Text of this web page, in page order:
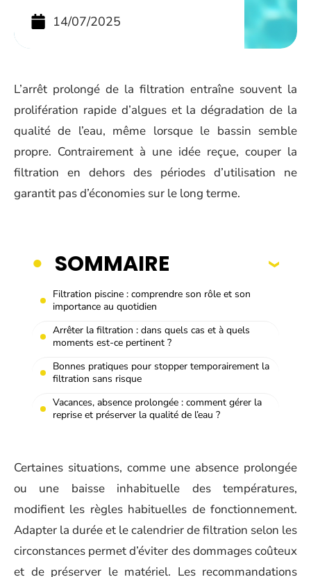
14/07/2025
L’arrêt prolongé de la filtration entraîne souvent la
prolifération rapide d’algues et la dégradation de la
qualité de l’eau, même lorsque le bassin semble
propre. Contrairement à une idée reçue, couper la
filtration en dehors des périodes d’utilisation ne
garantit pas d’économies sur le long terme.
SOMMAIRE
Filtration piscine : comprendre son rôle et son
importance au quotidien
Arrêter la filtration : dans quels cas et à quels
moments est-ce pertinent ?
Bonnes pratiques pour stopper temporairement la
filtration sans risque
Vacances, absence prolongée : comment gérer la
reprise et préserver la qualité de l’eau ?
Certaines situations, comme une absence prolongée
ou une baisse inhabituelle des températures,
modifient les règles habituelles de fonctionnement.
Adapter la durée et le calendrier de filtration selon les
circonstances permet d’éviter des dommages coûteux
et de préserver le matériel. Les recommandations